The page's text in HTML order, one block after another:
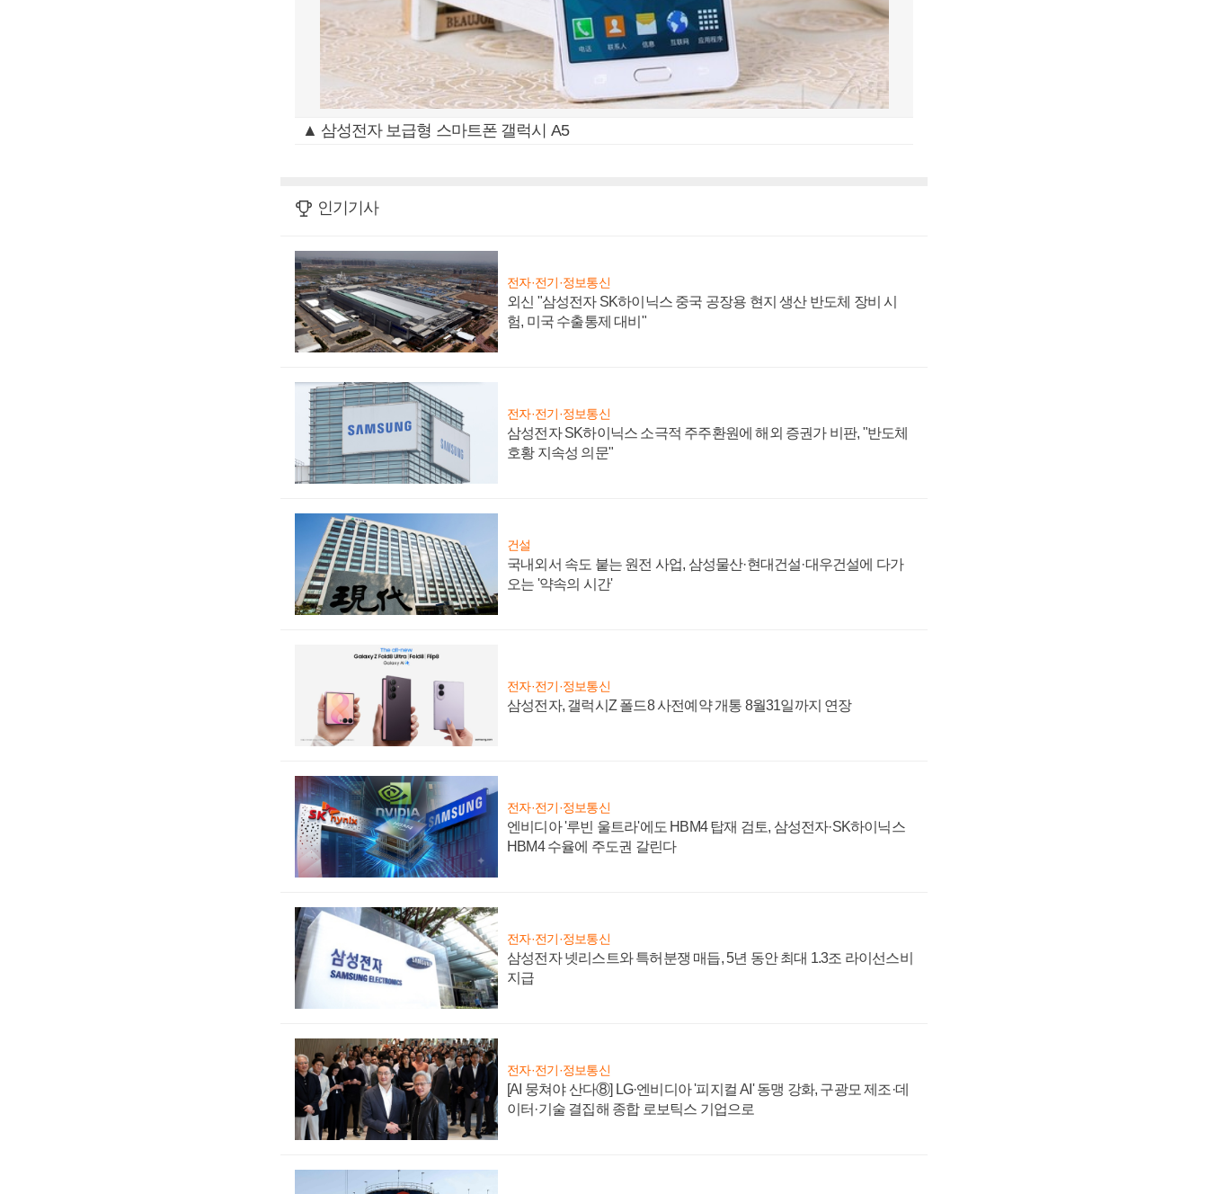
▲ 삼성전자 보급형 스마트폰 갤럭시 A5
인기기사
전자·전기·정보통신
외신 "삼성전자 SK하이닉스 중국 공장용 현지 생산 반도체 장비 시
험, 미국 수출통제 대비"
전자·전기·정보통신
삼성전자 SK하이닉스 소극적 주주환원에 해외 증권가 비판, "반도체
호황 지속성 의문"
건설
국내외서 속도 붙는 원전 사업, 삼성물산·현대건설·대우건설에 다가
오는 '약속의 시간'
전자·전기·정보통신
삼성전자, 갤럭시Z 폴드8 사전예약 개통 8월31일까지 연장
전자·전기·정보통신
엔비디아 '루빈 울트라'에도 HBM4 탑재 검토, 삼성전자·SK하이닉스
HBM4 수율에 주도권 갈린다
전자·전기·정보통신
삼성전자 넷리스트와 특허분쟁 매듭, 5년 동안 최대 1.3조 라이선스비
지급
전자·전기·정보통신
[AI 뭉쳐야 산다⑧] LG·엔비디아 '피지컬 AI' 동맹 강화, 구광모 제조·데
이터·기술 결집해 종합 로보틱스 기업으로